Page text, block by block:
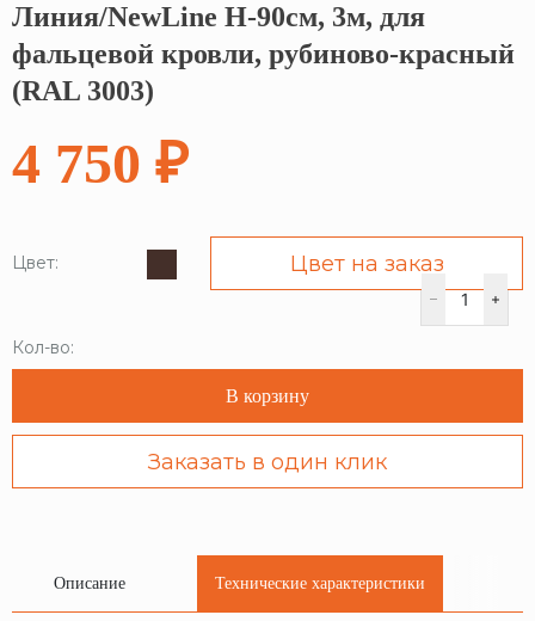
Линия/NewLine H-90см, 3м, для
фальцевой кровли, рубиново-красный
(RAL 3003)
4 750 ₽
Цвет: Цвет на заказ
Кол-во:
В корзину
Заказать в один клик
Описание Технические характеристики